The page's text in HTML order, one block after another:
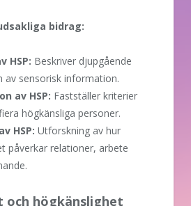
bidrag:
HSP: Beskriver djupgående
av sensorisk information.
av HSP: Fastställer kriterier
högkänsliga personer.
HSP: Utforskning av hur
påverkar relationer, arbete
och högkänslighet